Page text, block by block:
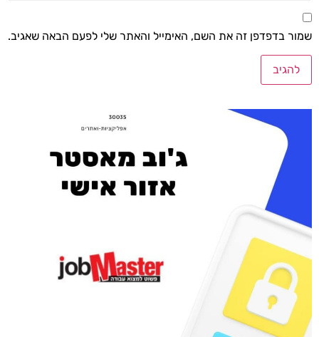
שמור בדפדפן זה את השם, האימייל והאתר שלי לפעם הבאה שאגיב.